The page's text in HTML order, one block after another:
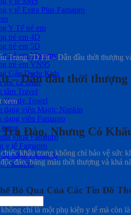
y tế Extra Plus Famapro
Y Tế trẻ em
trẻ em 4D
trẻ em 5D
trẻ em Mommy
trẻ em VN95
Gấu Dudu Kids
sóc cá nhân
tắm Travel
Handy Towel
dạng viên Magic Napkin
dạng viên Famapro
trang
khoa Famapro
y tế Famapro
năng Famapro
Famapro
Trang 7D Fit – Dẫn đầu thời thượng
– Dẫn đầu thời thượng
xem
Đào, Nhưng Có
khẩu trang không chỉ bảo vệ sức
đáo, bảng màu thời thượng và khả
Bỏ Qua Của Các Tín Đồ
chỉ là một phụ kiện y tế mà còn